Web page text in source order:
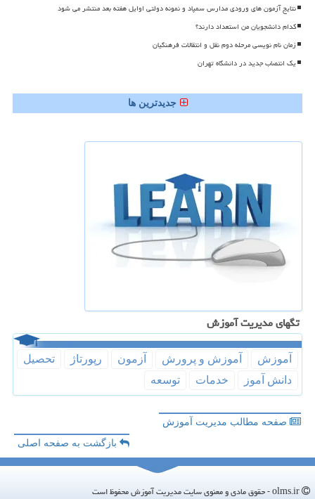
نتایج آزمون های ورودی مدارس سمپاد و نمونه دولتی اوایل هفته بعد منتشر می شود
کدام دانشجویان من استعداد دارند؟
زمان نام نویسی مرحله دوم نقل و انتقالات فرهنگیان
یک انتصاب جدید در دانشگاه تهران
جدیدترین ها
تگهای مدیریت آموزش
آموزش آموزش و پرورش آزمون رپورتاژ
تحصیل
دانش آموز
خدمات توسعه
صفحه مطالب مدیریت آموزش
بازگشت به صفحه اصلی